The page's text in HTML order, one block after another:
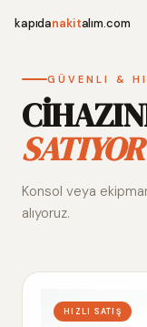
kapıdanakitalım.com
GÜVENLI &
Konsol veya
alıyoruz.
HIZLI SATIŞ